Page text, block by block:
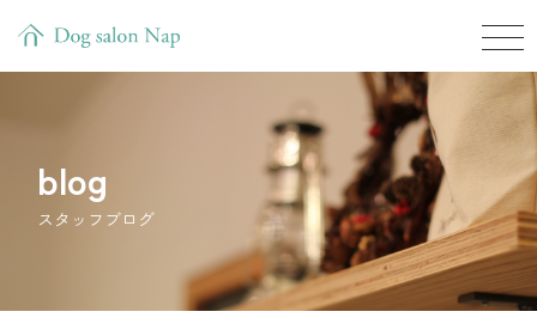
blog
スタッフブログ